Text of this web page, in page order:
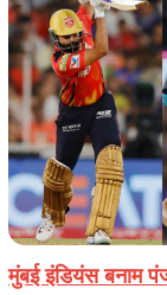
मुंबई इंडियंस बनाम